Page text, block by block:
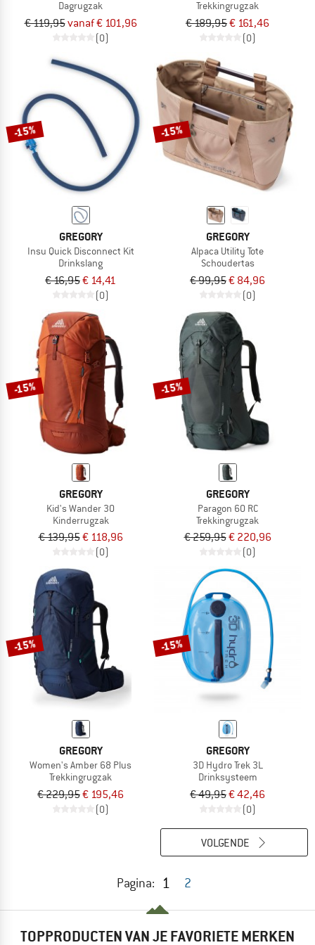
Dagrugzak
€ 119,95vanaf € 101,96
(0)
Trekkingrugzak
€ 189,95€ 161,46
(0)
-15%
GREGORY
Insu Quick Disconnect Kit
Drinkslang
€ 16,95€ 14,41
(0)
-15%
GREGORY
Alpaca Utility Tote
Schoudertas
€ 99,95€ 84,96
(0)
-15%
GREGORY
Kid's Wander 30
Kinderrugzak
€ 139,95€ 118,96
(0)
-15%
GREGORY
Paragon 60 RC
Trekkingrugzak
€ 259,95€ 220,96
(0)
-15%
GREGORY
Women's Amber 68 Plus
Trekkingrugzak
€ 229,95€ 195,46
(0)
-15%
GREGORY
3D Hydro Trek 3L
Drinksysteem
€ 49,95€ 42,46
(0)
Pagina: 1 2
VOLGENDE
TOPPRODUCTEN VAN JE FAVORIETE MERKEN